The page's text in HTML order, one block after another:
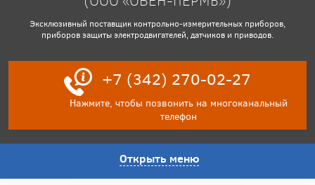
Эксклюзивный поставщик контрольно-измерительных приборов,
приборов защиты электродвигателей, датчиков и приводов.
+7 (342) 270-02-27
Нажмите, чтобы позвонить на многоканальный
телефон
Открыть меню